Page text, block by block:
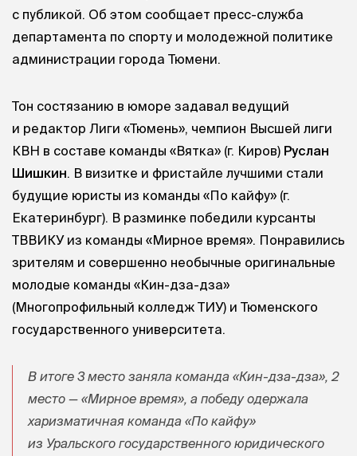
с публикой. Об этом сообщает пресс-служба
департамента по спорту и молодежной политике
администрации города Тюмени.
Тон состязанию в юморе задавал ведущий
и редактор Лиги «Тюмень», чемпион Высшей лиги
КВН в составе команды «Вятка» (г. Киров) Руслан
Шишкин. В визитке и фристайле лучшими стали
будущие юристы из команды «По кайфу» (г.
Екатеринбург). В разминке победили курсанты
ТВВИКУ из команды «Мирное время». Понравились
зрителям и совершенно необычные оригинальные
молодые команды «Кин-дза-дза»
(Многопрофильный колледж ТИУ) и Тюменского
государственного университета.
В итоге 3 место заняла команда «Кин-дза-дза», 2
место — «Мирное время», а победу одержала
харизматичная команда «По кайфу»
из Уральского государственного юридического